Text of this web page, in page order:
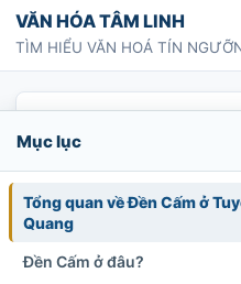
Chuyển tới nội dung
VĂN HÓA TÂM LINH
TÌM HIỂU VĂN HOÁ TÍN
Đền Cấm ở
Đền Cấm ở
Chi Tran 31/07/2021
Đền và phủ
Mục lục
Tổng quan về Đền Cấm ở
Quang
Đền Cấm ở đâu?